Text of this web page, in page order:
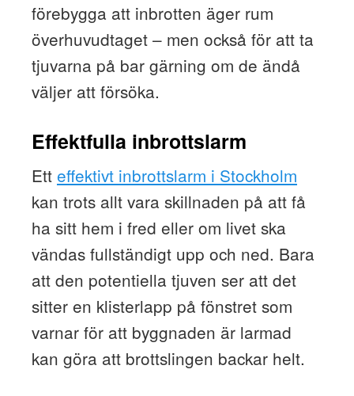
förebygga att inbrotten äger rum
överhuvudtaget – men också för att ta
tjuvarna på bar gärning om de ändå
väljer att försöka.
Effektfulla inbrottslarm
Ett effektivt inbrottslarm i Stockholm
kan trots allt vara skillnaden på att få
ha sitt hem i fred eller om livet ska
vändas fullständigt upp och ned. Bara
att den potentiella tjuven ser att det
sitter en klisterlapp på fönstret som
varnar för att byggnaden är larmad
kan göra att brottslingen backar helt.